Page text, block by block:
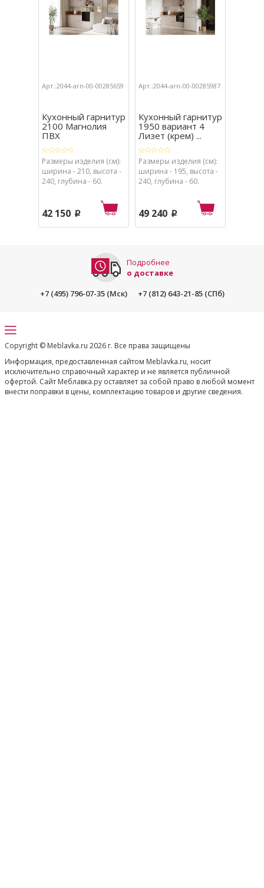
Арт.:2044-arn-00-00285659
Кухонный гарнитур
2100 Магнолия
ПВХ
Размеры изделия (см):
ширина - 210, высота -
240, глубина - 60.
42 150 p
Арт.:2044-arn-00-00285987
Кухонный гарнитур
1950 вариант 4
Лизет (крем) ...
Размеры изделия (см):
ширина - 195, высота -
240, глубина - 60.
49 240 p
Подробнее
о доставке
+7 (495) 796-07-35 (Мск)
+7 (812) 643-21-85 (СПб)
Copyright © Meblavka.ru 2026 г. Все права защищены
Информация, предоставленная сайтом Meblavka.ru, носит
исключительно справочный характер и не является публичной
офертой. Сайт Меблавка.ру оставляет за собой право в любой момент
внести поправки в цены, комплектацию товаров и другие сведения.